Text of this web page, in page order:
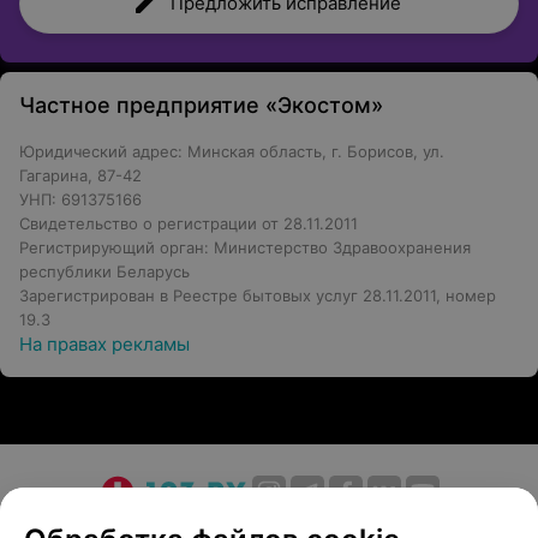
помощью оборудования от зарекомендовавших себя
проблемы в полости рта и предпринять
профилактические меры.
Внимательное отношение, индивидуальный подход,
забота об эмоциональном состоянии пациента и
нацеленность на получение запланированного
результата – вот визитная карточка стоматологии
Экостом.
Прием проводится только по предварительной записи.
Записаться можно по телефону либо заполнив форму
обратной связи.
противопоказания.
Частное предприятие «Экостом»
Юридический адрес: Минская область, г. Борисов, ул.
Гагарина, 87-42
УНП: 691375166
Свидетельство о регистрации от 28.11.2011
Регистрирующий орган: Министерство Здравоохранения
республики Беларусь
Зарегистрирован в Реестре бытовых услуг 28.11.2011, номер
19.3
На правах рекламы
О проекте Новости проекта Размещение рекламы